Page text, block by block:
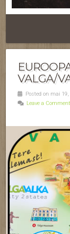
VALGA/
Posted on mai 19,
Leave a Comment